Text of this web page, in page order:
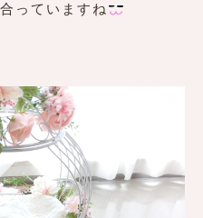
っていますね